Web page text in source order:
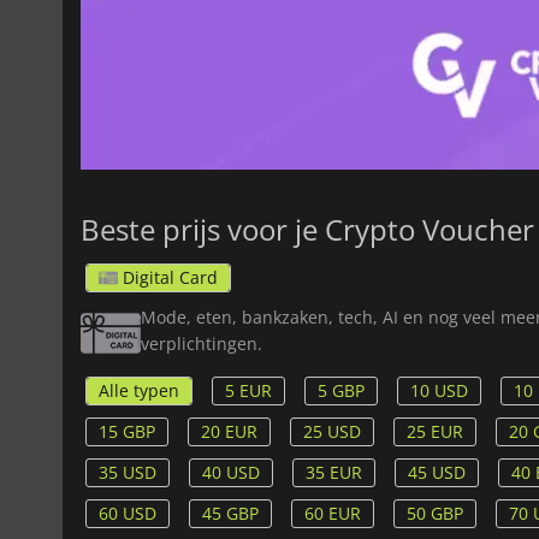
Beste prijs voor je Crypto
Digital Card
Mode, eten, bankzaken, tech, AI en nog veel
verplichtingen.
Alle typen 5 EUR 5 GBP 10 USD 10
15 GBP
20 EUR 25 USD 25 EUR 20
35 USD
40 USD 35 EUR 45 USD 40
60 USD
45 GBP 60 EUR 50 GBP 70